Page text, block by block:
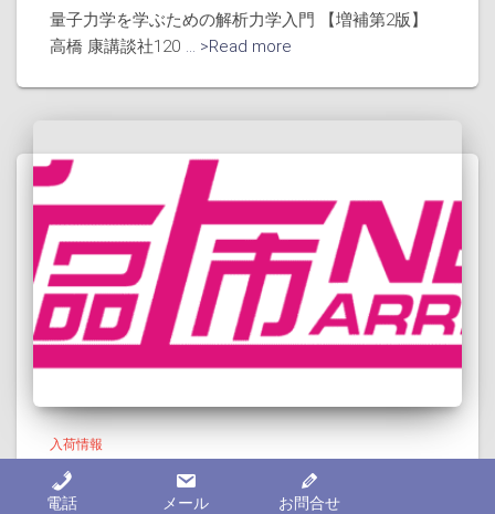
量子力学を学ぶための解析力学入門 【増補第2版】
高橋 康講談社120 ... >Read more
入荷情報
入荷情報：20260621
電話 メール お問合せ